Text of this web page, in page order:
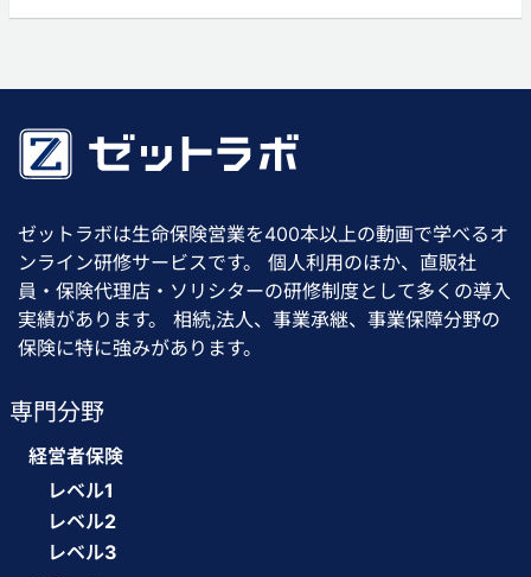
ゼットラボは生命保険営業を400本以上の動画で学べるオ
ンライン研修サービスです。 個人利用のほか、直販社
員・保険代理店・ソリシターの研修制度として多くの導入
実績があります。 相続,法人、事業承継、事業保障分野の
保険に特に強みがあります。
専門分野
経営者保険
レベル1
レベル2
レベル3